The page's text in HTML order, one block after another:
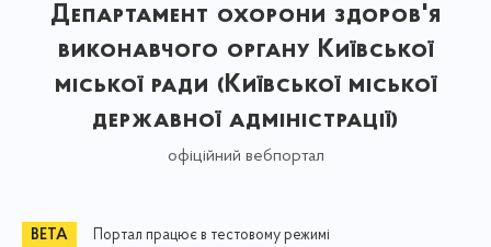
Департамент охорони здоров'я
виконавчого органу Київської
міської ради (Київської міської
державної адміністрації)
офіційний вебпортал
Портал працює в тестовому режимі